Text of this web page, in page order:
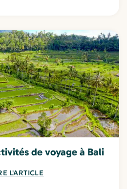
de voyage à Bali
L'ARTICLE